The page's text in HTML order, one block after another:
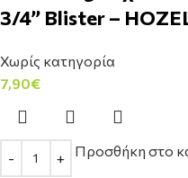
3/4’’ Blister –
Χωρίς κατηγορία
7,90€
Προσθήκη στο